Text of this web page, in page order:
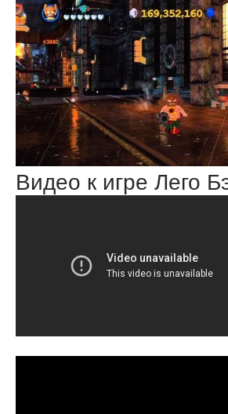
Видео к игре Лего